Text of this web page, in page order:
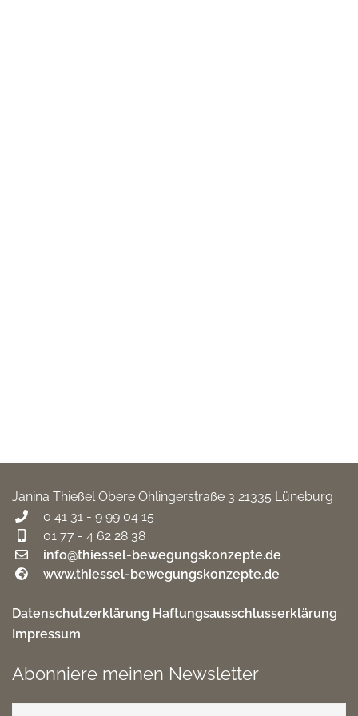
Janina ThießelObere Ohlingerstraße 3 21335 Lüneburg
0 41 31 - 9 99 04 15
01 77 - 4 62 28 38
info@thiessel-bewegungskonzepte.de
www.thiessel-bewegungskonzepte.de
Datenschutzerklärung Haftungsausschlusserklärung
Impressum
Abonniere meinen Newsletter